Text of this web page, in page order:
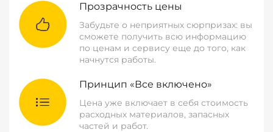
Прозрачность цены
Забудьте о неприятных сюрпризах: вы
сможете получить всю информацию
по ценам и сервису еще до того, как
начнутся работы.
Принцип «Все включено»
Цена уже включает в себя стоимость
расходных материалов, запасных
частей и работ.